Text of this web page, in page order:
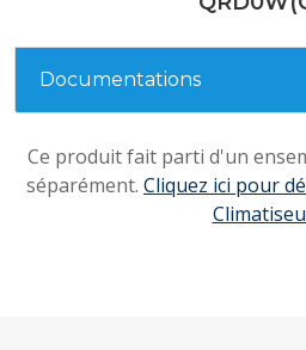
Documentations
Ce produit fait parti d'un
séparément. Cliquez ici pour